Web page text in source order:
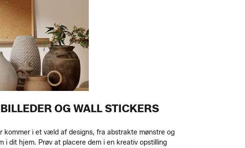
OG WALL STICKERS
i et væld af designs, fra abstrakte mønstre og
dit hjem. Prøv at placere dem i en kreativ opstilling